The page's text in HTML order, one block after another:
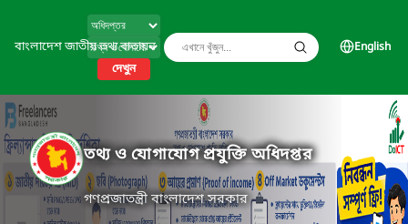
বাংলাদেশ জাতীয় তথ্য বাতায়ন
দেখুন
English
তথ্য ও যোগাযোগ প্রযুক্তি অধিদপ্তর
গণপ্রজাতন্ত্রী বাংলাদেশ সরকার